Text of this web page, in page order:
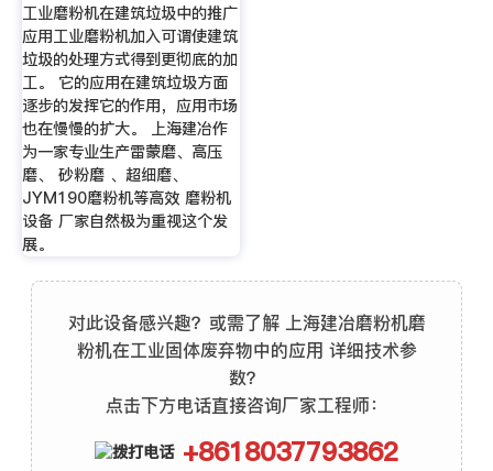
工业磨粉机在建筑垃圾中的推广
应用工业磨粉机加入可谓使建筑
垃圾的处理方式得到更彻底的加
工。 它的应用在建筑垃圾方面
逐步的发挥它的作用，应用市场
也在慢慢的扩大。 上海建冶作
为一家专业生产雷蒙磨、高压
磨、 砂粉磨 、超细磨、
JYM190磨粉机等高效 磨粉机
设备 厂家自然极为重视这个发
展。
对此设备感兴趣？或需了解 上海建冶磨粉机磨
粉机在工业固体废弃物中的应用 详细技术参
数？
点击下方电话直接咨询厂家工程师：
+8618037793862